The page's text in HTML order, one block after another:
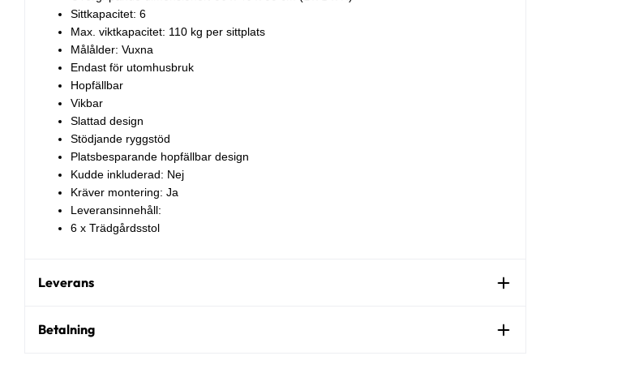
Sittkapacitet: 6
Max. viktkapacitet: 110 kg per sittplats
Målålder: Vuxna
Endast för utomhusbruk
Hopfällbar
Vikbar
Slattad design
Stödjande ryggstöd
Platsbesparande hopfällbar design
Kudde inkluderad: Nej
Kräver montering: Ja
Leveransinnehåll:
6 x Trädgårdsstol
Leverans
Betalning